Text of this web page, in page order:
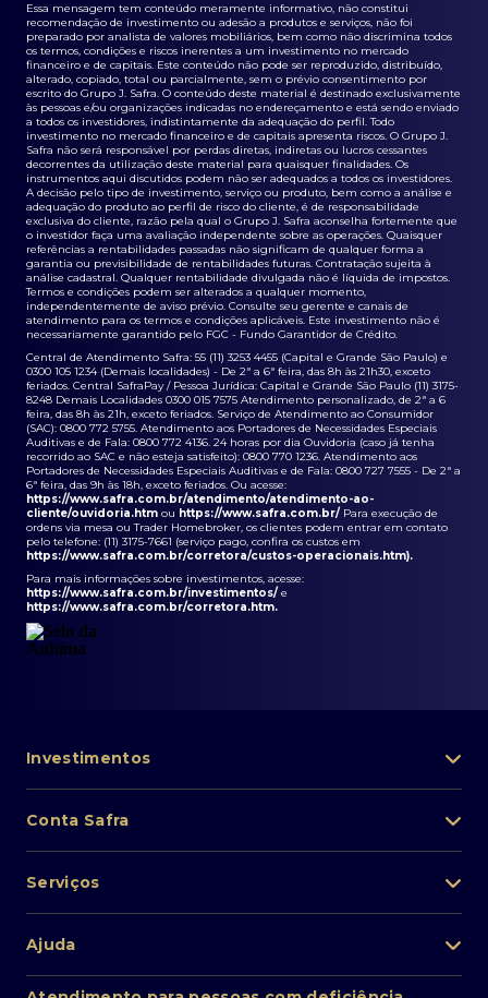
Essa mensagem tem conteúdo meramente informativo, não constitui
recomendação de investimento ou adesão a produtos e serviços, não foi
preparado por analista de valores mobiliários, bem como não discrimina todos
os termos, condições e riscos inerentes a um investimento no mercado
financeiro e de capitais. Este conteúdo não pode ser reproduzido, distribuído,
alterado, copiado, total ou parcialmente, sem o prévio consentimento por
escrito do Grupo J. Safra. O conteúdo deste material é destinado exclusivamente
às pessoas e/ou organizações indicadas no endereçamento e está sendo enviado
a todos os investidores, indistintamente da adequação do perfil. Todo
investimento no mercado financeiro e de capitais apresenta riscos. O Grupo J.
Safra não será responsável por perdas diretas, indiretas ou lucros cessantes
decorrentes da utilização deste material para quaisquer finalidades. Os
instrumentos aqui discutidos podem não ser adequados a todos os investidores.
A decisão pelo tipo de investimento, serviço ou produto, bem como a análise e
adequação do produto ao perfil de risco do cliente, é de responsabilidade
exclusiva do cliente, razão pela qual o Grupo J. Safra aconselha fortemente que
o investidor faça uma avaliação independente sobre as operações. Quaisquer
referências a rentabilidades passadas não significam de qualquer forma a
garantia ou previsibilidade de rentabilidades futuras. Contratação sujeita à
análise cadastral. Qualquer rentabilidade divulgada não é líquida de impostos.
Termos e condições podem ser alterados a qualquer momento,
independentemente de aviso prévio. Consulte seu gerente e canais de
atendimento para os termos e condições aplicáveis. Este investimento não é
necessariamente garantido pelo FGC - Fundo Garantidor de Crédito.
Central de Atendimento Safra: 55 (11) 3253 4455 (Capital e Grande São Paulo) e
0300 105 1234 (Demais localidades) - De 2ª a 6ª feira, das 8h às 21h30, exceto
feriados. Central SafraPay / Pessoa Jurídica: Capital e Grande São Paulo (11) 3175-
8248 Demais Localidades 0300 015 7575 Atendimento personalizado, de 2ª a 6
feira, das 8h às 21h, exceto feriados. Serviço de Atendimento ao Consumidor
(SAC): 0800 772 5755. Atendimento aos Portadores de Necessidades Especiais
Auditivas e de Fala: 0800 772 4136. 24 horas por dia Ouvidoria (caso já tenha
recorrido ao SAC e não esteja satisfeito): 0800 770 1236. Atendimento aos
Portadores de Necessidades Especiais Auditivas e de Fala: 0800 727 7555 - De 2ª a
6ª feira, das 9h às 18h, exceto feriados. Ou acesse:
https://www.safra.com.br/atendimento/atendimento-ao-
cliente/ouvidoria.htm ou https://www.safra.com.br/ Para execução de
ordens via mesa ou Trader Homebroker, os clientes podem entrar em contato
pelo telefone: (11) 3175-7661 (serviço pago, confira os custos em
https://www.safra.com.br/corretora/custos-operacionais.htm).
Para mais informações sobre investimentos, acesse:
https://www.safra.com.br/investimentos/ e
https://www.safra.com.br/corretora.htm.
Investimentos
Lista de fundos de investimento
Private Banking
Renda fixa
Conta Safra
Pessoa Física
Cartões
Empréstimos e financiamentos
Serviços
Perda/roubo de celular
Ajuda
Atendimento ao cliente